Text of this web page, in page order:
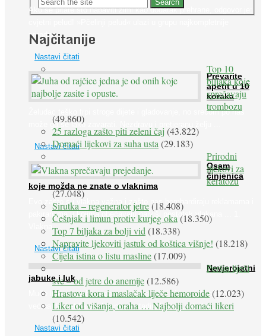
Ako se pitate što nabaviti zimi kao dodatak prehrane, odgovor je:
prirodne ...
Nastavi čitati
Prevarite
apetit u 10
koraka
Želudac teško trpi stroge dijete i gladovanje, no srećom po nas
može ga se lako zavarati. Nezdravu i pretjeranu želju ...
Nastavi čitati
Osam
činjenica
koje možda ne znate o vlaknima
Evo zašto su vlakna važna i zašto nas bombardiraju reklamama i
pakiranjima u kojima obećavaju najviši postotak vlakana ... 1.
Vlakna ...
Nastavi čitati
Nevjerojatni
jabuke i luk
Muče li vas tegobe vezane uz srce, oči i živce, od kojih pati
većina dijabetičara u kasnijem stadiju bolesti, jabuke ...
Nastavi čitati
Najčitanije
Top 10
biljaka koje
sprečavaju
trombozu
(49.860)
25 razloga zašto piti zeleni čaj(43.822)
Domaći lijekovi za suha usta (29.183)
Prirodni
lijekovi za
keratozu
(27.048)
Sirutka – regenerator jetre(18.408)
Češnjak i limun protiv kurjeg oka (18.350)
Top 7 biljaka za bolji vid (18.338)
Napravite ljekoviti jastuk od koštica višnje! (18.218)
Cijela istina o listu masline(17.009)
Peršin liječi
sve – od jetre do anemije(12.586)
Hrastova kora i maslačak liječe hemoroide(12.023)
Liker od višanja, oraha … Najbolji domaći likeri
(10.542)